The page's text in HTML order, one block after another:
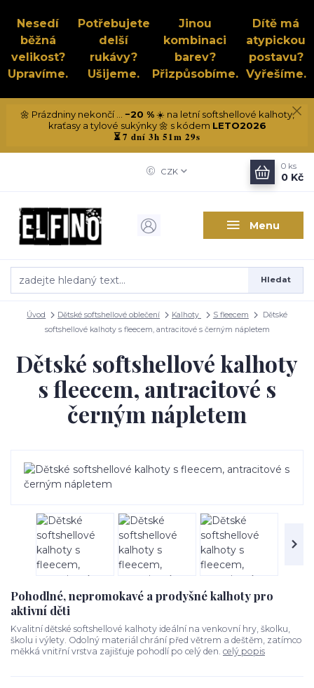
Nesedí
běžná
velikost?
Upravíme.
Potřebujete
delší
rukávy?
Ušijeme.
Jinou
kombinaci
barev?
Přizpůsobíme.
Dítě má
atypickou
postavu?
Vyřešíme.
🌼 Prázdniny nekončí ... −20 %☀️ na letní softshellové kalhoty,
kraťasy a tylové sukýnky 🌼 s kódem LETO2026
⏳7 dní 3h 51m 28s
Menu
CZK
Hledat
0 ks
0 Kč
Úvod Dětské softshellové oblečení Kalhoty S fleecem
Dětské
softshellové kalhoty s fleecem, antracitové s černým nápletem
Dětské softshellové kalhoty
s fleecem, antracitové s
černým nápletem
Pohodlné, nepromokavé a prodyšné kalhoty pro
aktivní děti
Kvalitní dětské softshellové kalhoty ideální na venkovní hry, školku,
školu i výlety. Odolný materiál chrání před větrem a deštěm, zatímco
měkká vnitřní vrstva zajišťuje pohodlí po celý den. celý popis